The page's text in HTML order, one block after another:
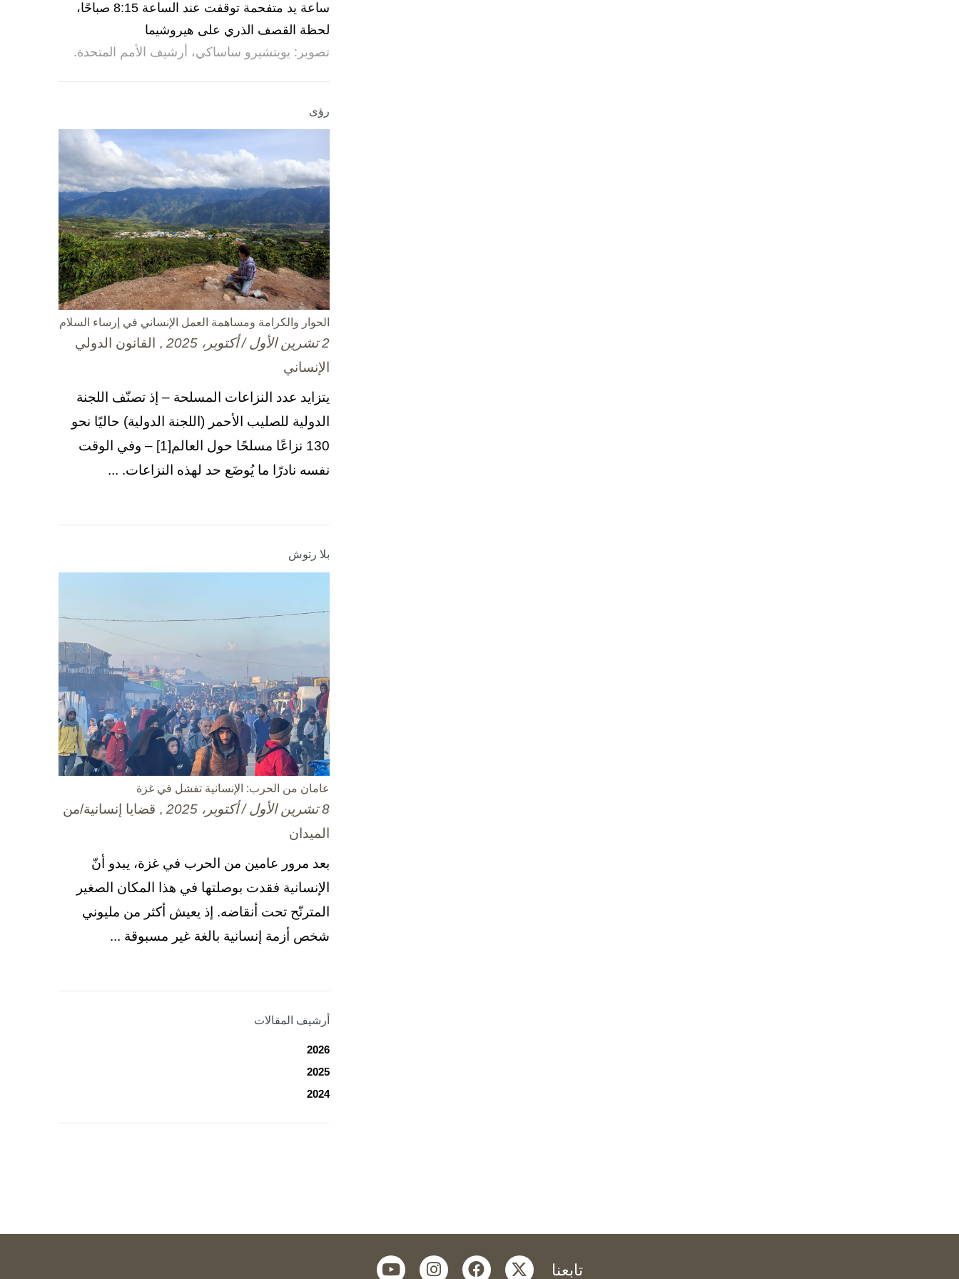
ساعة يد متفحمة توقفت عند الساعة 8:15 صباحًا،
لحظة القصف الذري على هيروشيما
تصوير: يويتشيرو ساساكي، أرشيف الأمم المتحدة.
رؤى
الحوار والكرامة ومساهمة العمل الإنساني في إرساء السلام
2 تشرين الأول / أكتوبر، 2025
, القانون الدولي
الإنساني
يتزايد عدد النزاعات المسلحة – إذ تصنّف اللجنة
الدولية للصليب الأحمر (اللجنة الدولية) حاليًا نحو
130 نزاعًا مسلحًا حول العالم[1] – وفي الوقت
نفسه نادرًا ما يُوضَع حد لهذه النزاعات. ...
بلا رتوش
عامان من الحرب: الإنسانية تفشل في غزة
8 تشرين الأول / أكتوبر، 2025
, قضايا إنسانية/من
الميدان
بعد مرور عامين من الحرب في غزة، يبدو أنّ
الإنسانية فقدت بوصلتها في هذا المكان الصغير
المترنّح تحت أنقاضه. إذ يعيش أكثر من مليوني
شخص أزمة إنسانية بالغة غير مسبوقة ...
أرشيف المقالات
2026
2025
2024
تابعنا twitter
facebook
instagram
youtube